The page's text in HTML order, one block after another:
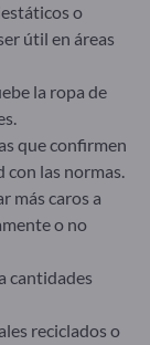
o
útil en áreas
la ropa de
que confirmen
las normas.
más caros a
o no
cantidades
reciclados o